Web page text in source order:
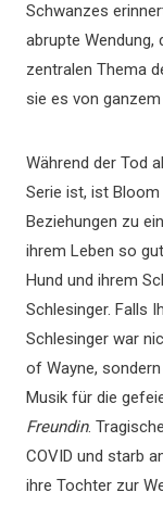
Schwanzes
abrupte
zentralen Thema
sie es von
Während der Tod
Serie ist, ist
Beziehungen zu
ihrem Leben so
Hund und ihrem
Schlesinger. Falls
Schlesinger war
of Wayne,
Musik für die
Freundin.
COVID und starb
ihre Tochter zur